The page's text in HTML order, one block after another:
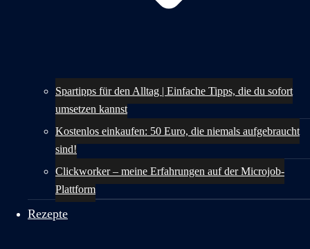
Spartipps für den Alltag | Einfache Tipps, die du sofort
umsetzen kannst
Kostenlos einkaufen: 50 Euro, die niemals aufgebraucht
sind!
Clickworker – meine Erfahrungen auf der Microjob-
Plattform
Rezepte